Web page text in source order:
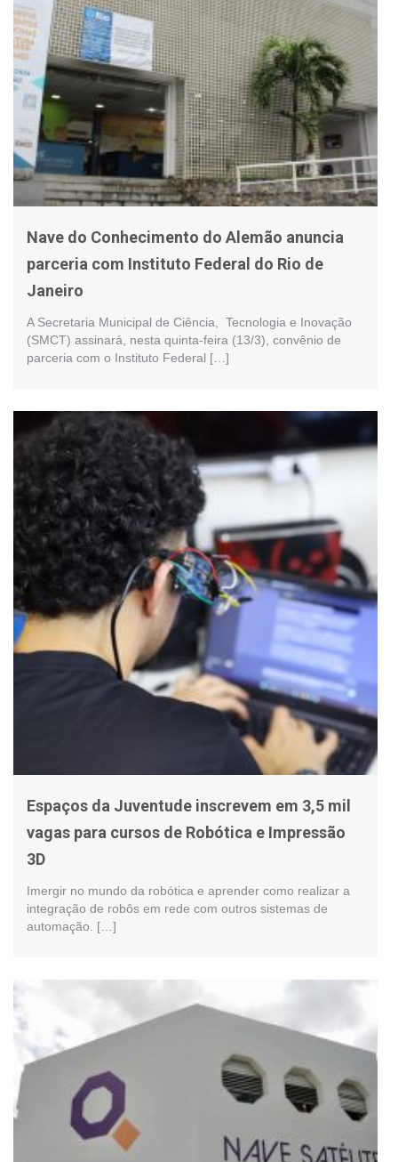
Nave do Conhecimento do Alemão anuncia
parceria com Instituto Federal do Rio de
Janeiro
A Secretaria Municipal de Ciência, Tecnologia e Inovação
(SMCT) assinará, nesta quinta-feira (13/3), convênio de
parceria com o Instituto Federal […]
Espaços da Juventude inscrevem em 3,5 mil
vagas para cursos de Robótica e Impressão
3D
Imergir no mundo da robótica e aprender como realizar a
integração de robôs em rede com outros sistemas de
automação. […]